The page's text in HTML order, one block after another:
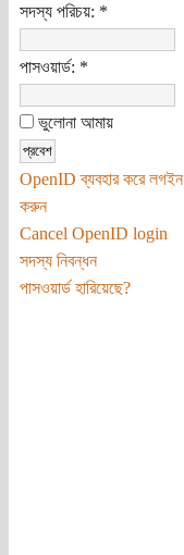
সদস্য পরিচয়: *
পাসওয়ার্ড: *
ভুলোনা আমায়
OpenID ব্যবহার করে লগইন
করুন
Cancel OpenID login
সদস্য নিবন্ধন
পাসওয়ার্ড হারিয়েছে?